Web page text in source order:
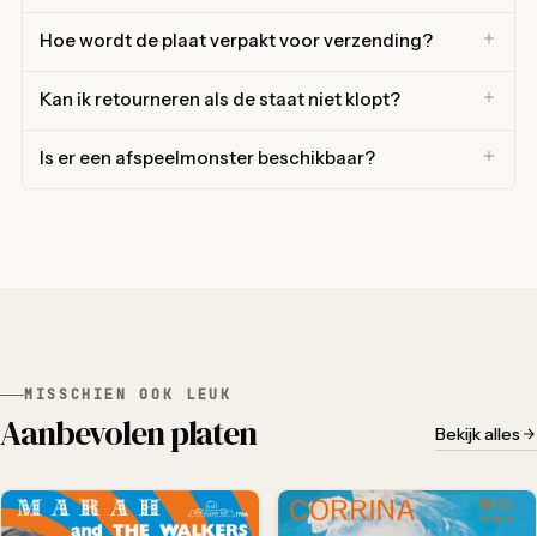
Hoe wordt de plaat verpakt voor verzending?
Kan ik retourneren als de staat niet klopt?
Is er een afspeelmonster beschikbaar?
MISSCHIEN OOK LEUK
Aanbevolen platen Bekijk alles